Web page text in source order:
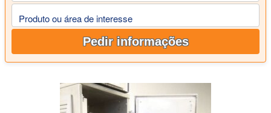
Produto ou área de interesse
Pedir informações